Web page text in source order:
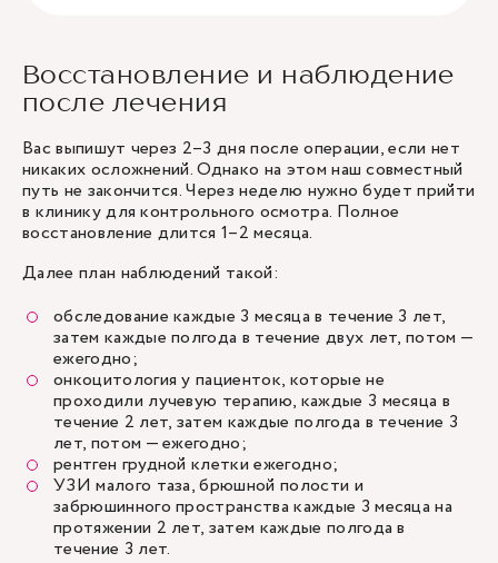
Восстановление и наблюдение
после лечения
Вас выпишут через 2–3 дня после операции, если нет
никаких осложнений. Однако на этом наш совместный
путь не закончится. Через неделю нужно будет прийти
в клинику для контрольного осмотра. Полное
восстановление длится 1–2 месяца.
Далее план наблюдений такой:
обследование каждые 3 месяца в течение 3 лет,
затем каждые полгода в течение двух лет, потом —
ежегодно;
онкоцитология у пациенток, которые не
проходили лучевую терапию, каждые 3 месяца в
течение 2 лет, затем каждые полгода в течение 3
лет, потом — ежегодно;
рентген грудной клетки ежегодно;
УЗИ малого таза, брюшной полости и
забрюшинного пространства каждые 3 месяца на
протяжении 2 лет, затем каждые полгода в
течение 3 лет.